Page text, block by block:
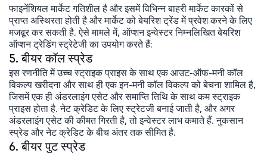
फाइनेंशियल मार्केट गतिशील है और इसमें विभिन्न बाहरी मार्केट कारकों से
प्राप्त अस्थिरता होती है और मार्केट को बेयरिश ट्रेंड में प्रवेश करने के लिए
मजबूर कर सकती है. ऐसे मामले में, ऑप्शन इन्वेस्टर निम्नलिखित बेयरिश
ऑप्शन ट्रेडिंग स्ट्रेटेजी का उपयोग करते हैं:
5. बीयर कॉल स्प्रेड
इस रणनीति में उच्च स्ट्राइक प्राइस के साथ एक आउट-ऑफ-मनी कॉल
विकल्प खरीदना और साथ ही एक इन-मनी कॉल विकल्प को बेचना शामिल है,
जिसमें एक ही अंडरलाइंग एसेट और समाप्ति तिथि के साथ कम स्ट्राइक
प्राइस होता है. नेट क्रेडिट के लिए स्ट्रेटजी बनाई जाती है, और अगर
अंडरलाइंग एसेट की कीमत गिरती है, तो इन्वेस्टर लाभ कमाते हैं. नुकसान
स्प्रेड और नेट क्रेडिट के बीच अंतर तक सीमित है.
6. बीयर पुट स्प्रेड